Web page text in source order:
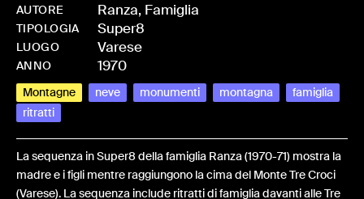
AUTORE Ranza, Famiglia
TIPOLOGIA Super8
LUOGO Varese
ANNO 1970
Montagne neve monumenti montagna
famiglia
ritratti
La sequenza in Super8 della famiglia Ranza (1970-71) mostra la
madre e i figli mentre raggiungono la cima del Monte Tre Croci
(Varese). La sequenza include ritratti di famiglia davanti alle Tre